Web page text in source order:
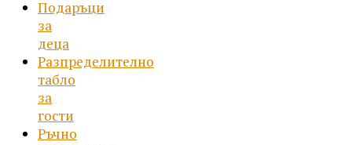
Подаръци
за
деца
Разпределително
табло
за
гости
Ръчно